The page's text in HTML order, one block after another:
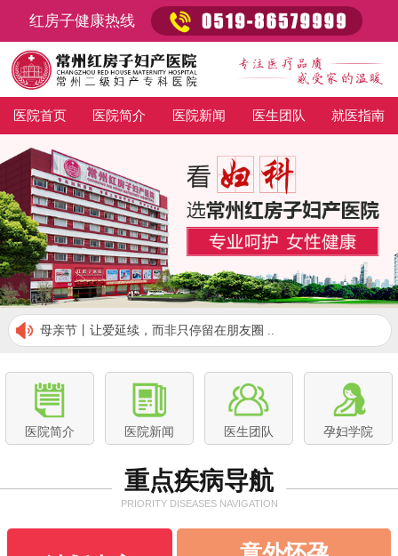
红房子健康热线
医院首页 医院简介 医院新闻 医生团队 就医指南
母亲节丨让爱延续，而非只停留在朋友圈 ..
终于来了！卫健委公布首批913家无痛分娩..
2019年4月 常州红房子妇产医院春季胎教..
展员工风采、现文化魅力 ▏大友医疗第三..
医院简介 医院新闻 医生团队 孕妇学院
重点疾病导航
PRIORITY DISEASES NAVIGATION